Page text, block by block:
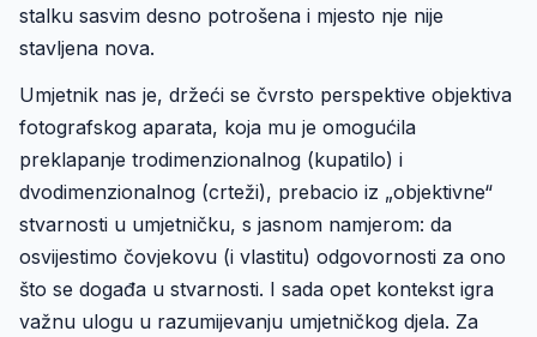
stalku sasvim desno potrošena i mjesto nje nije
stavljena nova.
Umjetnik nas je, držeći se čvrsto perspektive objektiva
fotografskog aparata, koja mu je omogućila
preklapanje trodimenzionalnog (kupatilo) i
dvodimenzionalnog (crteži), prebacio iz „objektivne“
stvarnosti u umjetničku, s jasnom namjerom: da
osvijestimo čovjekovu (i vlastitu) odgovornosti za ono
što se događa u stvarnosti. I sada opet kontekst igra
važnu ulogu u razumijevanju umjetničkog djela. Za